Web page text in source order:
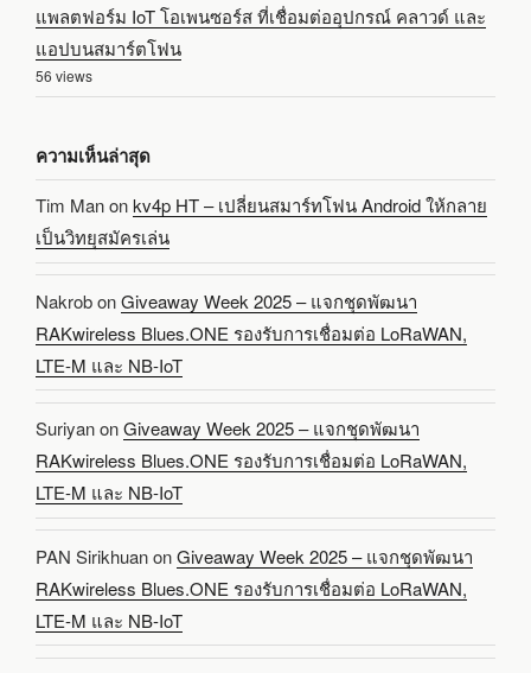
แพลตฟอร์ม IoT โอเพนซอร์ส ที่เชื่อมต่ออุปกรณ์ คลาวด์ และ
แอปบนสมาร์ตโฟน
56 views
ความเห็นล่าสุด
Tim Manonkv4p HT – เปลี่ยนสมาร์ทโฟน Android ให้กลาย
เป็นวิทยุสมัครเล่น
NakrobonGiveaway Week 2025 – แจกชุดพัฒนา
RAKwireless Blues.ONE รองรับการเชื่อมต่อ LoRaWAN,
LTE-M และ NB-IoT
SuriyanonGiveaway Week 2025 – แจกชุดพัฒนา
RAKwireless Blues.ONE รองรับการเชื่อมต่อ LoRaWAN,
LTE-M และ NB-IoT
PAN SirikhuanonGiveaway Week 2025 – แจกชุดพัฒนา
RAKwireless Blues.ONE รองรับการเชื่อมต่อ LoRaWAN,
LTE-M และ NB-IoT